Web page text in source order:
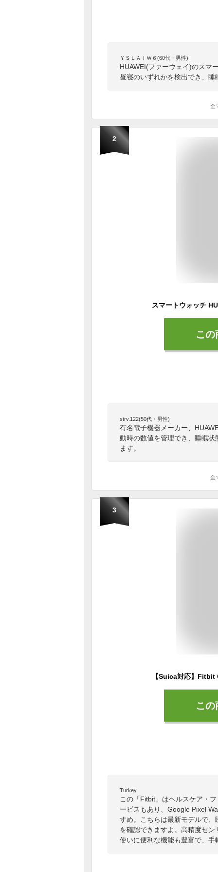
ＹＳＬＡＩＷ６(60代・男性)
HUAWEI(ファーウェイ)のスマ
昼寝のいずれかを検出でき、
全
2
こ
strv.122(50代・男性)
有名電子機器メーカー、
動時の数値を管理でき、睡眠
ます。
全
3
こ
Turkey
この「Fitbit」はヘルスケア・
ービスもあり、Google Pixel
すめ。こちらは最新モデルで
を確認できますよ。高精度セ
使いに便利な機能も豊富で、